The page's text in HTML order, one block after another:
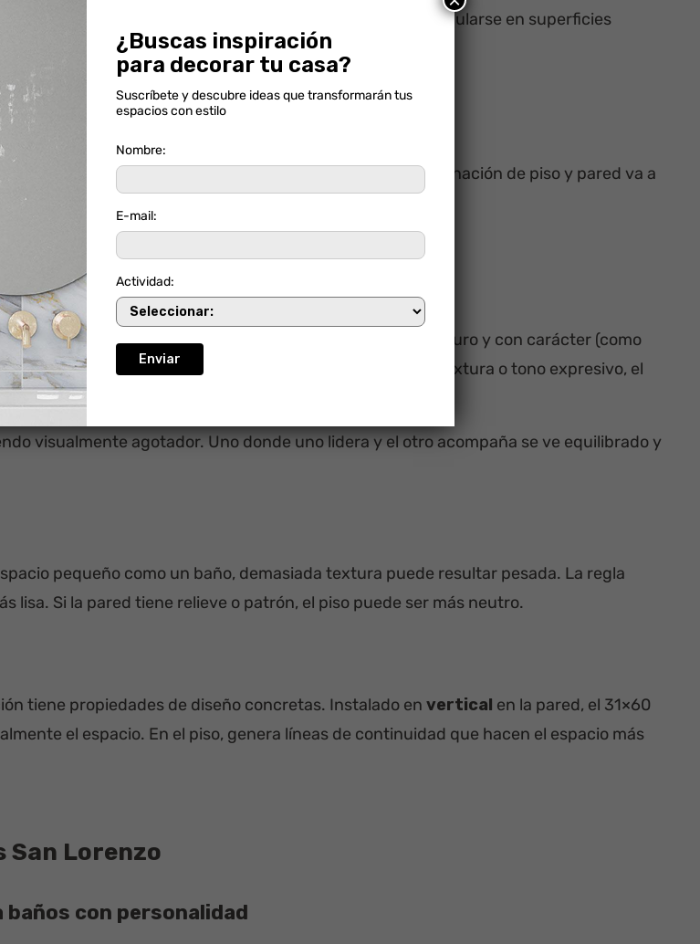
con productos de limpieza y detergentes que pueden acumularse en superficies
fácil mantenimiento.
armonía sin aburrirse
correcta no es “¿qué piso me gusta?” sino “¿qué combinación de piso y pared va a
va a ser el protagonista y cuál el fondo. Si el piso es oscuro y con carácter (como
beige) para que el conjunto respire. Si la pared tiene textura o tono expresivo, el
visualmente agotador. Uno donde uno lidera y el otro acompaña se ve equilibrado y
pequeño como un baño, demasiada textura puede resultar pesada. La regla
Si la pared tiene relieve o patrón, el piso puede ser más neutro.
tiene propiedades de diseño concretas. Instalado en vertical en la pared, el 31×60
el espacio. En el piso, genera líneas de continuidad que hacen el espacio más
San Lorenzo
con personalidad
¿Buscas inspiración
para decorar tu casa?
Suscríbete y descubre ideas que transformarán tus
espacios con estilo
Nombre:
E-mail:
Actividad: